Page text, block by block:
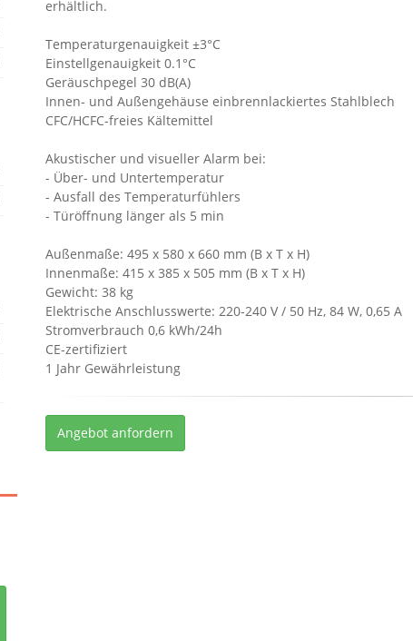
erhältlich.
Temperaturgenauigkeit ±3°C
Einstellgenauigkeit 0.1°C
Geräuschpegel 30 dB(A)
Innen- und Außengehäuse einbrennlackiertes Stahlblech
CFC/HCFC-freies Kältemittel
Akustischer und visueller Alarm bei:
- Über- und Untertemperatur
- Ausfall des Temperaturfühlers
- Türöffnung länger als 5 min
Außenmaße: 495 x 580 x 660 mm (B x T x H)
Innenmaße: 415 x 385 x 505 mm (B x T x H)
Gewicht: 38 kg
Elektrische Anschlusswerte: 220-240 V / 50 Hz, 84 W, 0,65 A
Stromverbrauch 0,6 kWh/24h
CE-zertifiziert
1 Jahr Gewährleistung
Angebot anfordern